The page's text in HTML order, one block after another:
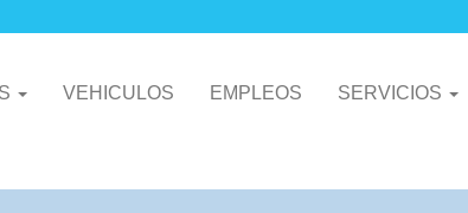
VEHICULOS EMPLEOS SERVICIOS